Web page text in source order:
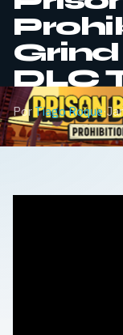
DLC
Por Tiago Roque·